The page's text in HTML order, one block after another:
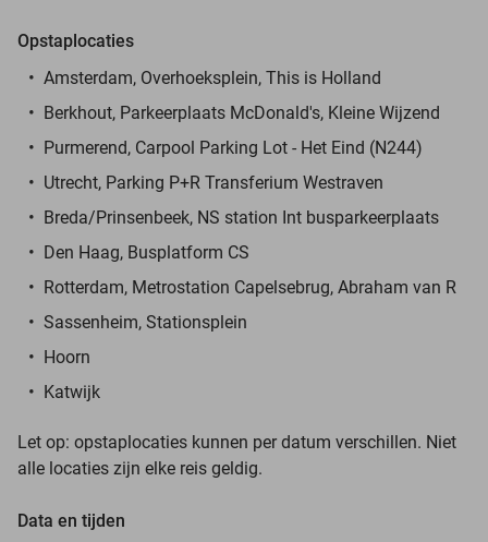
Opstaplocaties
Amsterdam, Overhoeksplein, This is Holland
Berkhout, Parkeerplaats McDonald's, Kleine Wijzend
Purmerend, Carpool Parking Lot - Het Eind (N244)
Utrecht, Parking P+R Transferium Westraven
Breda/Prinsenbeek, NS station Int busparkeerplaats
Den Haag, Busplatform CS
Rotterdam, Metrostation Capelsebrug, Abraham van R
Sassenheim, Stationsplein
Hoorn
Katwijk
Let op: opstaplocaties kunnen per datum verschillen. Niet
alle locaties zijn elke reis geldig.
Data en tijden